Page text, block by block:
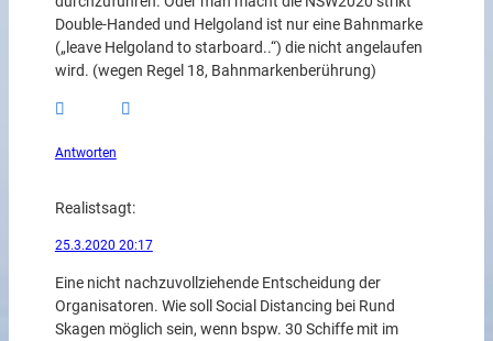
Double-Handed und Helgoland ist nur eine Bahnmarke
(„leave Helgoland to starboard..“) die nicht angelaufen
wird. (wegen Regel 18, Bahnmarkenberührung)
Antworten
Realistsagt:
25.3.2020 20:17
Eine nicht nachzuvollziehende Entscheidung der
Organisatoren. Wie soll Social Distancing bei Rund
Skagen möglich sein, wenn bspw. 30 Schiffe mit im